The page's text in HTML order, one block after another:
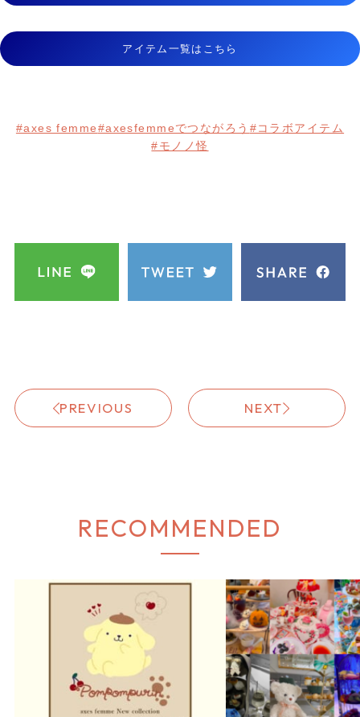
アイテム一覧はこちら
#axes femme#axesfemmeでつながろう #コラボアイテム
#モノノ怪
PREVIOUS NEXT
RECOMMENDED